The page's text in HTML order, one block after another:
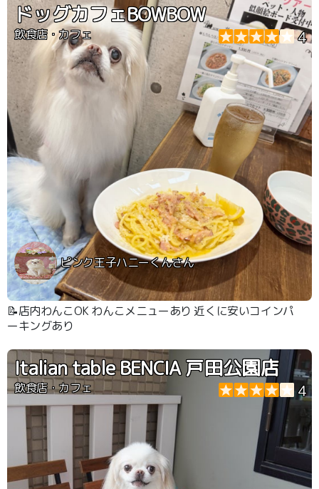
ドッグカフェBOWBOW
飲食店・カフェ 4
ピンク王子ハニーくんさん
📝店内わんこOK わんこメニューあり 近くに安いコインパ
ーキングあり
Italian table BENCIA 戸田公園店
飲食店・カフェ 4